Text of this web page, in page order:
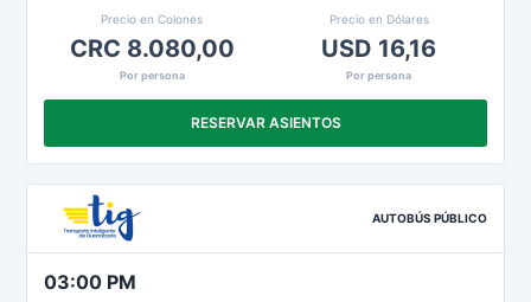
Precio en Colones
CRC 8.080,00
Por persona
Precio en Dólares
USD 16,16
Por persona
RESERVAR ASIENTOS
AUTOBÚS PÚBLICO
03:00 PM